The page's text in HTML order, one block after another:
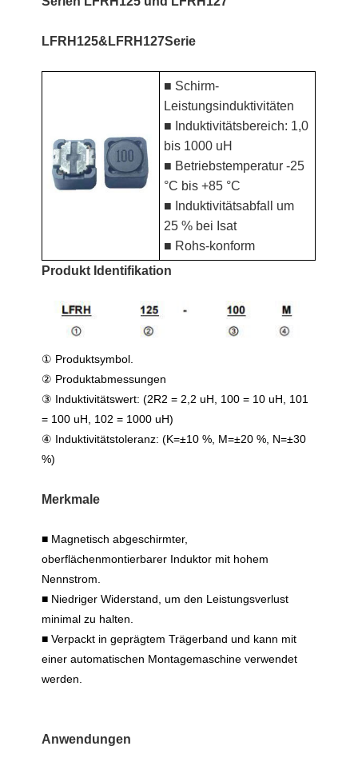
LFRH125&LFRH127Serie
■ Schirm-
Leistungsinduktivitäten
■ Induktivitätsbereich: 1,0
bis 1000 uH
■ Betriebstemperatur -25
°C bis +85 °C
■ Induktivitätsabfall um
25 % bei Isat
■ Rohs-konform
Produkt Identifikation
① Produktsymbol.
② Produktabmessungen
③ Induktivitätswert: (2R2 = 2,2 uH, 100 = 10 uH, 101
= 100 uH, 102 = 1000 uH)
④ Induktivitätstoleranz: (K=±10 %, M=±20 %, N=±30
%)
Merkmale
■ Magnetisch abgeschirmter,
oberflächenmontierbarer Induktor mit hohem
Nennstrom.
■ Niedriger Widerstand, um den Leistungsverlust
minimal zu halten.
■ Verpackt in geprägtem Trägerband und kann mit
einer automatischen Montagemaschine verwendet
werden.
Anwendungen